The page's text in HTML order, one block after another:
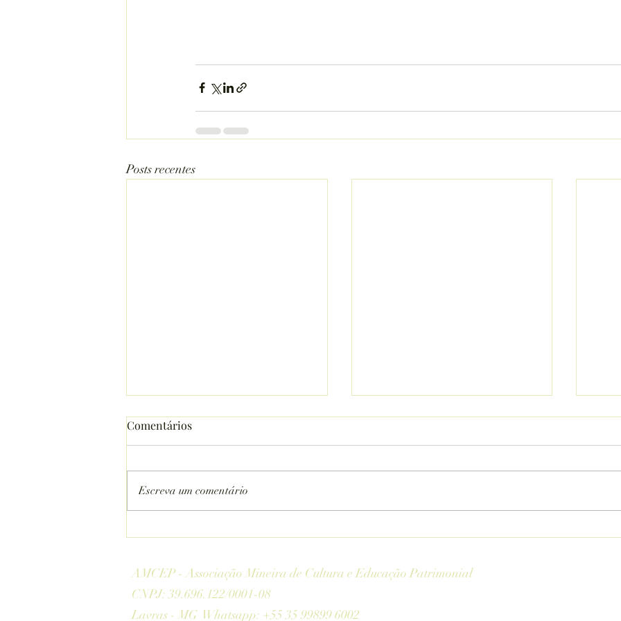
Posts recentes
mídias alternativas e
artesanato
História e Genealogia dos
Inconfidentes Mineiros, pela
Comentários
Escreva um comentário
AMCEP - Associação Mineira de Cultura e Educação Patrimonial
CNPJ: 39.696.122/0001-08
Lavras - MG Whatsapp: +55 35 99899 6002